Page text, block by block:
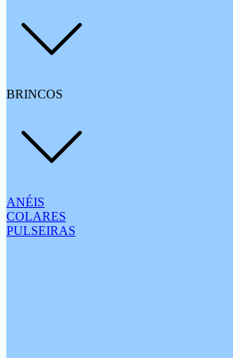
BRINCOS
ANÉIS
COLARES
PULSEIRAS